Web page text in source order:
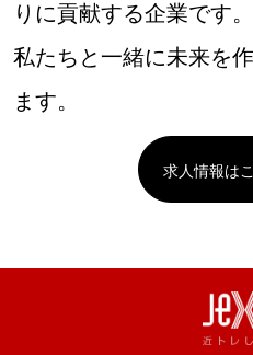
りに貢献する企業です。
私たちと一緒に未来を
ます。
求人情報は